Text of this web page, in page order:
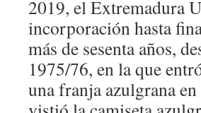
2019, el Extremadura
incorporación hasta
más de sesenta años,
1975/76, en la que
una franja azulgrana